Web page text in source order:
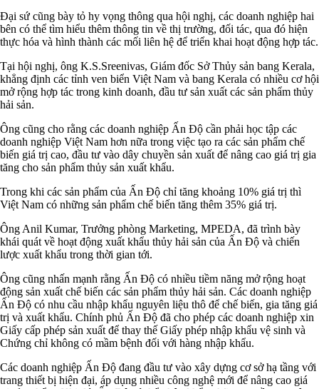
Đại sứ cũng bày tỏ hy vọng thông qua hội nghị, các doanh nghiệp hai
bên có thể tìm hiểu thêm thông tin về thị trường, đối tác, qua đó hiện
thực hóa và hình thành các mối liên hệ để triển khai hoạt động hợp tác.
Tại hội nghị, ông K.S.Sreenivas, Giám đốc Sở Thủy sản bang Kerala,
khẳng định các tỉnh ven biển Việt Nam và bang Kerala có nhiều cơ hội
mở rộng hợp tác trong kinh doanh, đầu tư sản xuất các sản phẩm thủy
hải sản.
Ông cũng cho rằng các doanh nghiệp Ấn Độ cần phải học tập các
doanh nghiệp Việt Nam hơn nữa trong việc tạo ra các sản phẩm chế
biến giá trị cao, đầu tư vào dây chuyền sản xuất để nâng cao giá trị gia
tăng cho sản phẩm thủy sản xuất khẩu.
Trong khi các sản phẩm của Ấn Độ chỉ tăng khoảng 10% giá trị thì
Việt Nam có những sản phẩm chế biến tăng thêm 35% giá trị.
Ông Anil Kumar, Trưởng phòng Marketing, MPEDA, đã trình bày
khái quát về hoạt động xuất khẩu thủy hải sản của Ấn Độ và chiến
lược xuất khẩu trong thời gian tới.
Ông cũng nhấn mạnh rằng Ấn Độ có nhiều tiềm năng mở rộng hoạt
động sản xuất chế biến các sản phẩm thủy hải sản. Các doanh nghiệp
Ấn Độ có nhu cầu nhập khẩu nguyên liệu thô để chế biến, gia tăng giá
trị và xuất khẩu. Chính phủ Ấn Độ đã cho phép các doanh nghiệp xin
Giấy cấp phép sản xuất để thay thế Giấy phép nhập khẩu vệ sinh và
Chứng chỉ không có mầm bệnh đối với hàng nhập khẩu.
Các doanh nghiệp Ấn Độ đang đầu tư vào xây dựng cơ sở hạ tầng với
trang thiết bị hiện đại, áp dụng nhiều công nghệ mới để nâng cao giá